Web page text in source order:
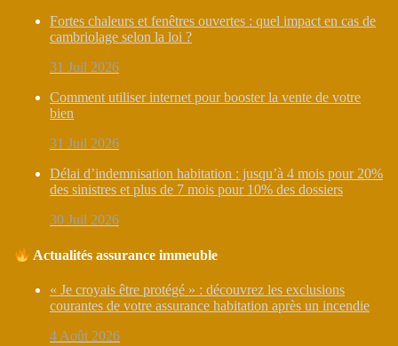
Fortes chaleurs et fenêtres ouvertes : quel impact en cas de
cambriolage selon la loi ?
31 Juil 2026
Comment utiliser internet pour booster la vente de votre
bien
31 Juil 2026
Délai d’indemnisation habitation : jusqu’à 4 mois pour 20%
des sinistres et plus de 7 mois pour 10% des dossiers
30 Juil 2026
Actualités assurance immeuble
« Je croyais être protégé » : découvrez les exclusions
courantes de votre assurance habitation après un incendie
4 Août 2026